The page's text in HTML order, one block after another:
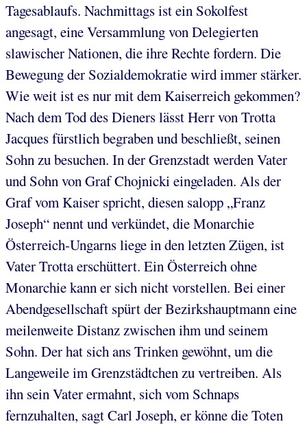
Tagesablaufs. Nachmittags ist ein Sokolfest
angesagt, eine Versammlung von Delegierten
slawischer Nationen, die ihre Rechte fordern. Die
Bewegung der Sozialdemokratie wird immer stärker.
Wie weit ist es nur mit dem Kaiserreich gekommen?
Nach dem Tod des Dieners lässt Herr von Trotta
Jacques fürstlich begraben und beschließt, seinen
Sohn zu besuchen. In der Grenzstadt werden Vater
und Sohn von Graf Chojnicki eingeladen. Als der
Graf vom Kaiser spricht, diesen salopp „Franz
Joseph“ nennt und verkündet, die Monarchie
Österreich-Ungarns liege in den letzten Zügen, ist
Vater Trotta erschüttert. Ein Österreich ohne
Monarchie kann er sich nicht vorstellen. Bei einer
Abendgesellschaft spürt der Bezirkshauptmann eine
meilenweite Distanz zwischen ihm und seinem
Sohn. Der hat sich ans Trinken gewöhnt, um die
Langeweile im Grenzstädtchen zu vertreiben. Als
ihn sein Vater ermahnt, sich vom Schnaps
fernzuhalten, sagt Carl Joseph, er könne die Toten